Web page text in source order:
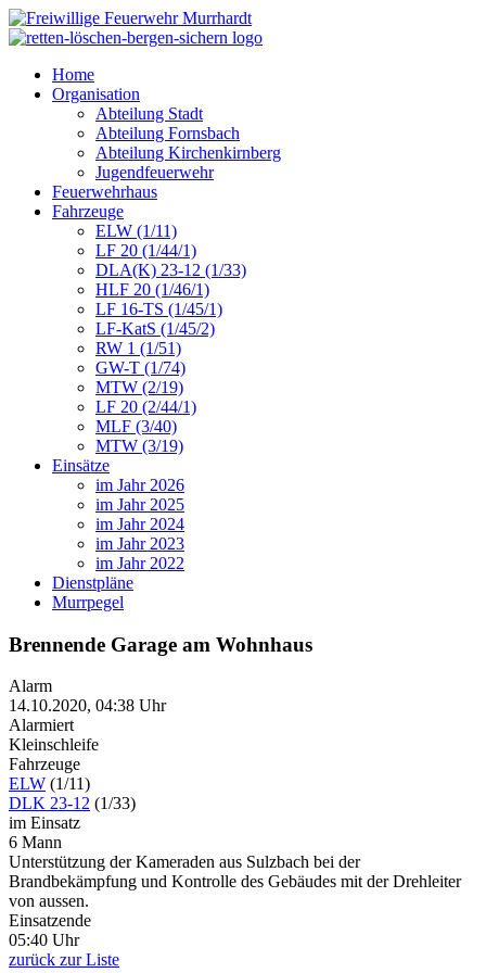
Home
Organisation
Abteilung Stadt
Abteilung Fornsbach
Abteilung Kirchenkirnberg
Jugendfeuerwehr
Feuerwehrhaus
Fahrzeuge
ELW (1/11)
LF 20 (1/44/1)
DLA(K) 23-12 (1/33)
HLF 20 (1/46/1)
LF 16-TS (1/45/1)
LF-KatS (1/45/2)
RW 1 (1/51)
GW-T (1/74)
MTW (2/19)
LF 20 (2/44/1)
MLF (3/40)
MTW (3/19)
Einsätze
im Jahr 2026
im Jahr 2025
im Jahr 2024
im Jahr 2023
im Jahr 2022
Dienstpläne
Murrpegel
Brennende Garage am Wohnhaus
Alarm
14.10.2020, 04:38 Uhr
Alarmiert
Kleinschleife
Fahrzeuge
ELW (1/11)
DLK 23-12 (1/33)
im Einsatz
6 Mann
Unterstützung der Kameraden aus Sulzbach bei der
Brandbekämpfung und Kontrolle des Gebäudes mit der Drehleiter
von aussen.
Einsatzende
05:40 Uhr
zurück zur Liste